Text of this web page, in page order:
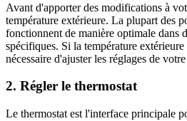
Avant d'apporter des modifications à
température extérieure. La plupart des
fonctionnent de manière optimale dans
spécifiques. Si la température
nécessaire d'ajuster les réglages de
2. Régler le thermostat
Le thermostat est l'interface principale